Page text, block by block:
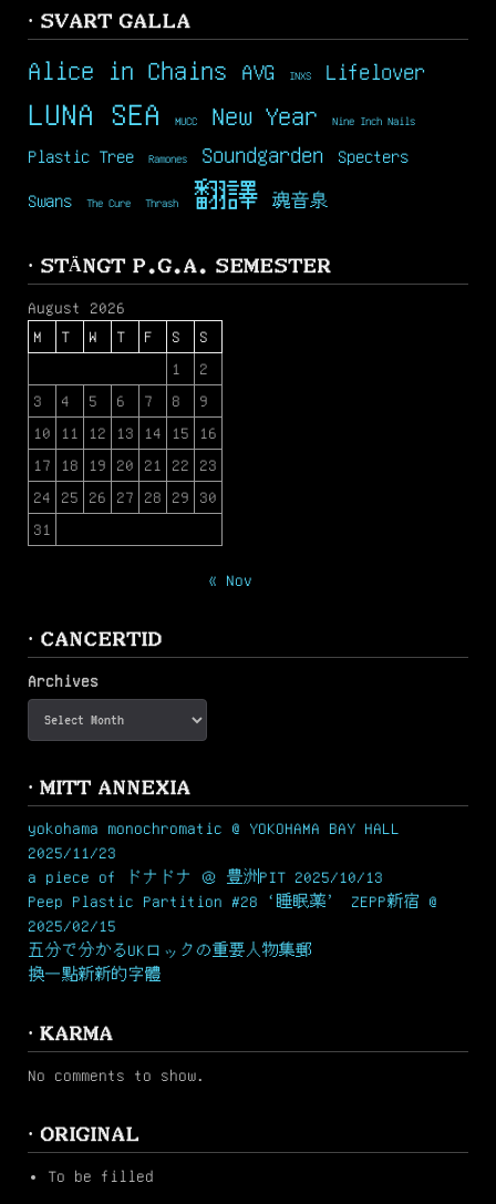
· SVART GALLA
Alice in Chains AVG INXS Lifelover
LUNA SEA MUCC New Year Nine Inch Nails
Plastic Tree Ramones Soundgarden Specters
Swans The Cure Thrash 翻譯 魂音泉
· STÄNGT P.G.A. SEMESTER
August 2026
M
T W T F S
S
1
2
3
4 5 6 7 8
9
10
11 12 13 14 15
16
17
18 19 20 21 22
23
24
25 26 27 28 29
30
31
« Nov
· CANCERTID
Archives
· MITT ANNEXIA
yokohama monochromatic @ YOKOHAMA BAY HALL
2025/11/23
a piece of ドナドナ ＠ 豊洲PIT 2025/10/13
Peep Plastic Partition #28 ‘睡眠薬’ ZEPP新宿 @
2025/02/15
五分で分かるUKロックの重要人物集郵
換一點新新的字體
· KARMA
No comments to show.
· ORIGINAL
To be filled